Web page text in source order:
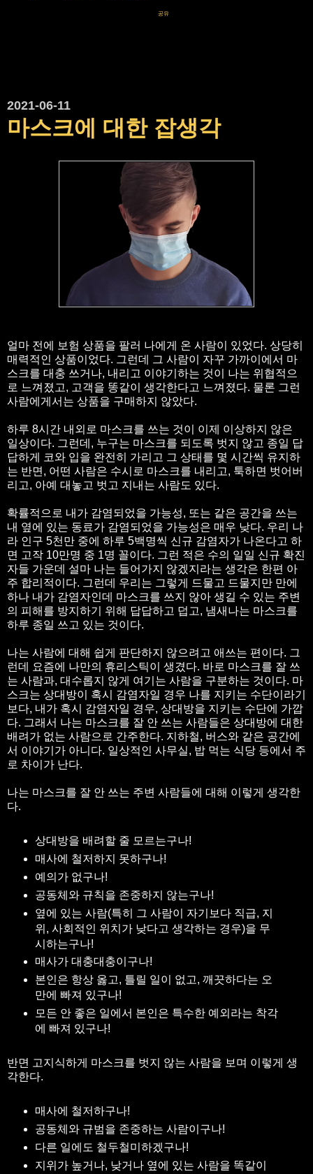
공유
2021-06-11
마스크에 대한 잡생각
얼마 전에 보험 상품을 팔러 나에게 온 사람이 있었다. 상당히
매력적인 상품이었다. 그런데 그 사람이 자꾸 가까이에서 마
스크를 대충 쓰거나, 내리고 이야기하는 것이 나는 위협적으
로 느껴졌고, 고객을 똥같이 생각한다고 느껴졌다. 물론 그런
사람에게서는 상품을 구매하지 않았다.
하루 8시간 내외로 마스크를 쓰는 것이 이제 이상하지 않은
일상이다. 그런데, 누구는 마스크를 되도록 벗지 않고 종일 답
답하게 코와 입을 완전히 가리고 그 상태를 몇 시간씩 유지하
는 반면, 어떤 사람은 수시로 마스크를 내리고, 툭하면 벗어버
리고, 아예 대놓고 벗고 지내는 사람도 있다.
확률적으로 내가 감염되었을 가능성, 또는 같은 공간을 쓰는
내 옆에 있는 동료가 감염되었을 가능성은 매우 낮다. 우리 나
라 인구 5천만 중에 하루 5백명씩 신규 감염자가 나온다고 하
면 고작 10만명 중 1명 꼴이다. 그런 적은 수의 일일 신규 확진
자들 가운데 설마 나는 들어가지 않겠지라는 생각은 한편 아
주 합리적이다. 그런데 우리는 그렇게 드물고 드물지만 만에
하나 내가 감염자인데 마스크를 쓰지 않아 생길 수 있는 주변
의 피해를 방지하기 위해 답답하고 덥고, 냄새나는 마스크를
하루 종일 쓰고 있는 것이다.
나는 사람에 대해 쉽게 판단하지 않으려고 애쓰는 편이다. 그
런데 요즘에 나만의 휴리스틱이 생겼다. 바로 마스크를 잘 쓰
는 사람과, 대수롭지 않게 여기는 사람을 구분하는 것이다. 마
스크는 상대방이 혹시 감염자일 경우 나를 지키는 수단이라기
보다, 내가 혹시 감염자일 경우, 상대방을 지키는 수단에 가깝
다. 그래서 나는 마스크를 잘 안 쓰는 사람들은 상대방에 대한
배려가 없는 사람으로 간주한다. 지하철, 버스와 같은 공간에
서 이야기가 아니다. 일상적인 사무실, 밥 먹는 식당 등에서 주
로 차이가 난다.
나는 마스크를 잘 안 쓰는 주변 사람들에 대해 이렇게 생각한
다.
상대방을 배려할 줄 모르는구나!
매사에 철저하지 못하구나!
예의가 없구나!
공동체와 규칙을 존중하지 않는구나!
옆에 있는 사람(특히 그 사람이 자기보다 직급, 지
위, 사회적인 위치가 낮다고 생각하는 경우)을 무
시하는구나!
매사가 대충대충이구나!
본인은 항상 옳고, 틀릴 일이 없고, 깨끗하다는 오
만에 빠져 있구나!
모든 안 좋은 일에서 본인은 특수한 예외라는 착각
에 빠져 있구나!
반면 고지식하게 마스크를 벗지 않는 사람을 보며 이렇게 생
각한다.
매사에 철저하구나!
공동체와 규범을 존중하는 사람이구나!
다른 일에도 철두철미하겠구나!
지위가 높거나, 낮거나 옆에 있는 사람을 똑같이